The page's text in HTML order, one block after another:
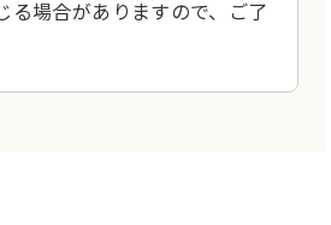
る場合がありますので、ご了